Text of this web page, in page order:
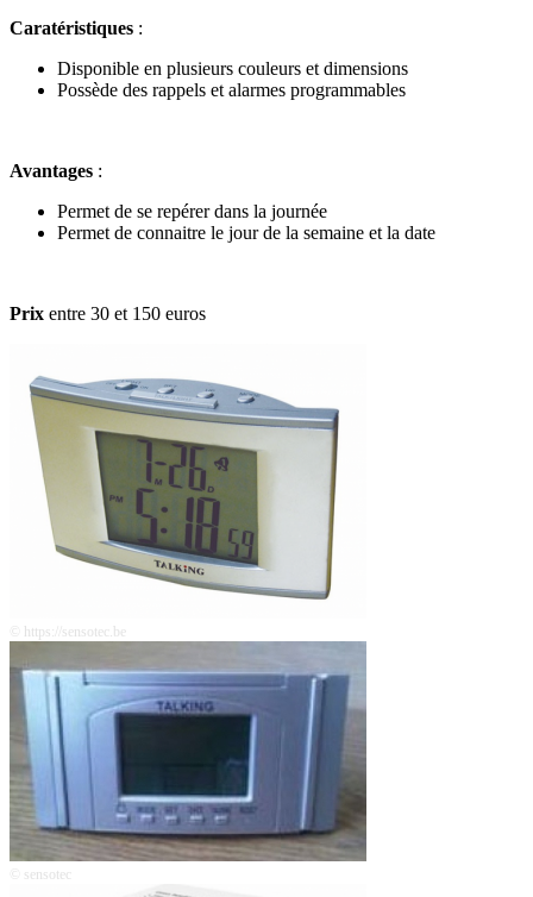
Caratéristiques :
Disponible en plusieurs couleurs et dimensions
Possède des rappels et alarmes programmables
Avantages :
Permet de se repérer dans la journée
Permet de connaitre le jour de la semaine et la date
Prix entre 30 et 150 euros
© https://sensotec.be
© sensotec